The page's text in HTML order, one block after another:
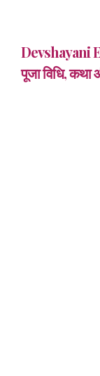
Devshayani
पूजा व‍िधि, कथा